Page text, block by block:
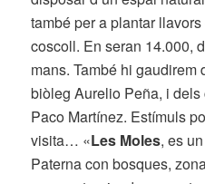
també per a plantar
coscoll. En seran 14.000,
mans. També hi
biòleg Aurelio Peña, i
Paco Martínez. Estímuls
visita… «Les Moles, es un
Paterna con bosques,